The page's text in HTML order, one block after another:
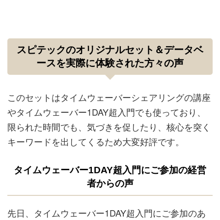
スピテックのオリジナルセット＆データベ
ースを実際に体験された方々の声
このセットはタイムウェーバーシェアリングの講座
やタイムウェーバー1DAY超入門でも使っており、
限られた時間でも、気づきを促したり、核心を突く
キーワードを出してくるため大変好評です。
タイムウェーバー1DAY超入門にご参加の経営
者からの声
先日、タイムウェーバー1DAY超入門にご参加のあ